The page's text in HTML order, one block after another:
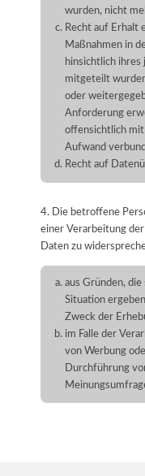
wurden, nicht
Recht auf Erhalt
Maßnahmen in
hinsichtlich ihres
mitgeteilt
oder
Anforderung
offensichtlich
Aufwand
Recht auf
4. Die betroffene
einer Verarbeitung
Daten zu
aus Gründen,
Situation
Zweck der
im Falle der
von Werbung
Durchführung